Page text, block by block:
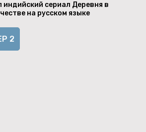
индийский сериал Деревня в
на русском языке
2